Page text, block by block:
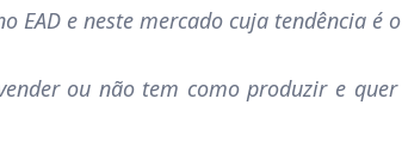
EAD e neste mercado cuja tendência é
ou não tem como produzir e